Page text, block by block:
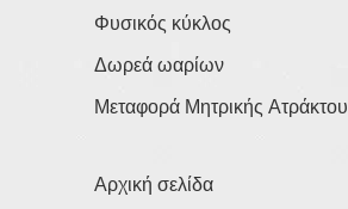
Φυσικός κύκλος
Δωρεά ωαρίων
Μεταφορά Μητρικής Ατράκτου
Αρχική σελίδα